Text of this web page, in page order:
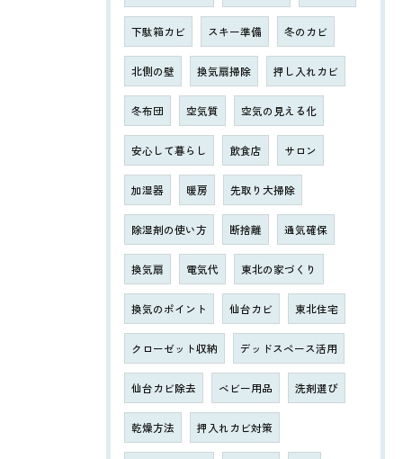
下駄箱カビ スキー準備 冬のカビ
北側の壁 換気扇掃除 押し入れカビ
冬布団 空気質 空気の見える化
安心して暮らし 飲食店 サロン
加湿器 暖房 先取り大掃除
除湿剤の使い方 断捨離 通気確保
換気扇 電気代 東北の家づくり
換気のポイント 仙台カビ 東北住宅
クローゼット収納 デッドスペース活用
仙台カビ除去 ベビー用品 洗剤選び
乾燥方法 押入れカビ対策